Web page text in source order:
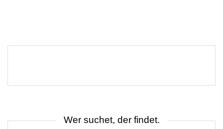
Wer suchet, der findet.